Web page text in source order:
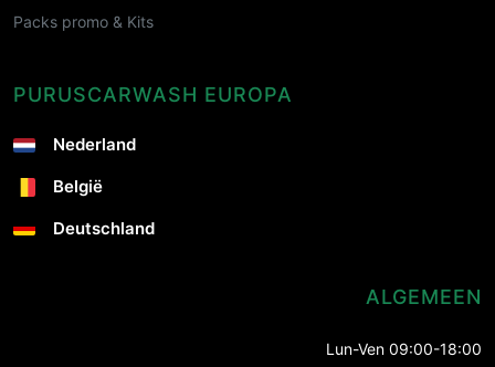
Packs promo & Kits
PURUSCARWASH EUROPA
Nederland
België
Deutschland
ALGEMEEN
Lun-Ven 09:00-18:00